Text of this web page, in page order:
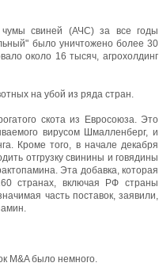
чумы свиней (АЧС) за все годы
было уничтожено более 30
около 16 тысяч, агрохолдинг
на убой из ряда стран.
скота из Евросоюза. Это
вирусом Шмалленберг, и
Кроме того, в начале декабря
отгрузку свинины и говядины
Эта добавка, которая
странах, включая РФ страны
часть поставок, заявили,
M&A было немного.